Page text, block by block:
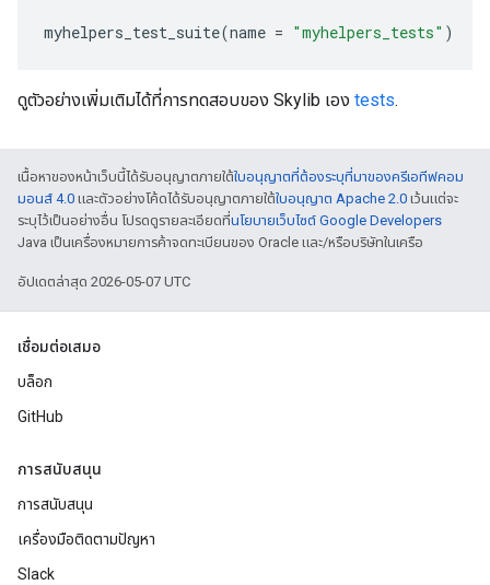
myhelpers_test_suite(name = "myhelpers_tests" )
ดูตัวอย่างเพิ่มเติมได้ที่การทดสอบของ Skylib เอง tests.
เนื้อหาของหน้าเว็บนี้ได้รับอนุญาตภายใต้ใบอนุญาตที่ต้องระบุที่มาของครีเอทีฟคอม
มอนส์ 4.0 และตัวอย่างโค้ดได้รับอนุญาตภายใต้ใบอนุญาต Apache 2.0 เว้นแต่จะ
ระบุไว้เป็นอย่างอื่น โปรดดูรายละเอียดที่นโยบายเว็บไซต์ Google Developers
Java เป็นเครื่องหมายการค้าจดทะเบียนของ Oracle และ/หรือบริษัทในเครือ
อัปเดตล่าสุด 2026-05-07 UTC
เชื่อมต่อเสมอ
บล็อก
GitHub
การสนับสนุน
การสนับสนุน
เครื่องมือติดตามปัญหา
Slack